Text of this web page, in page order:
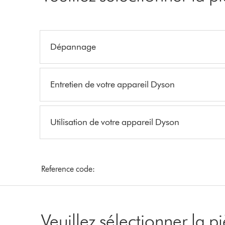
Dépannage
Entretien de votre appareil Dyson
Utilisation de votre appareil Dyson
Reference code:
Veuillez sélectionner la